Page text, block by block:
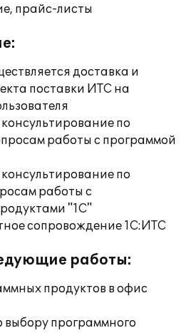
прайс-листы
доставка и
поставки ИТС на
по
работы с программой
по
работы с
"1С"
сопровождение 1С:ИТС
работы:
продуктов в офис
выбору программного